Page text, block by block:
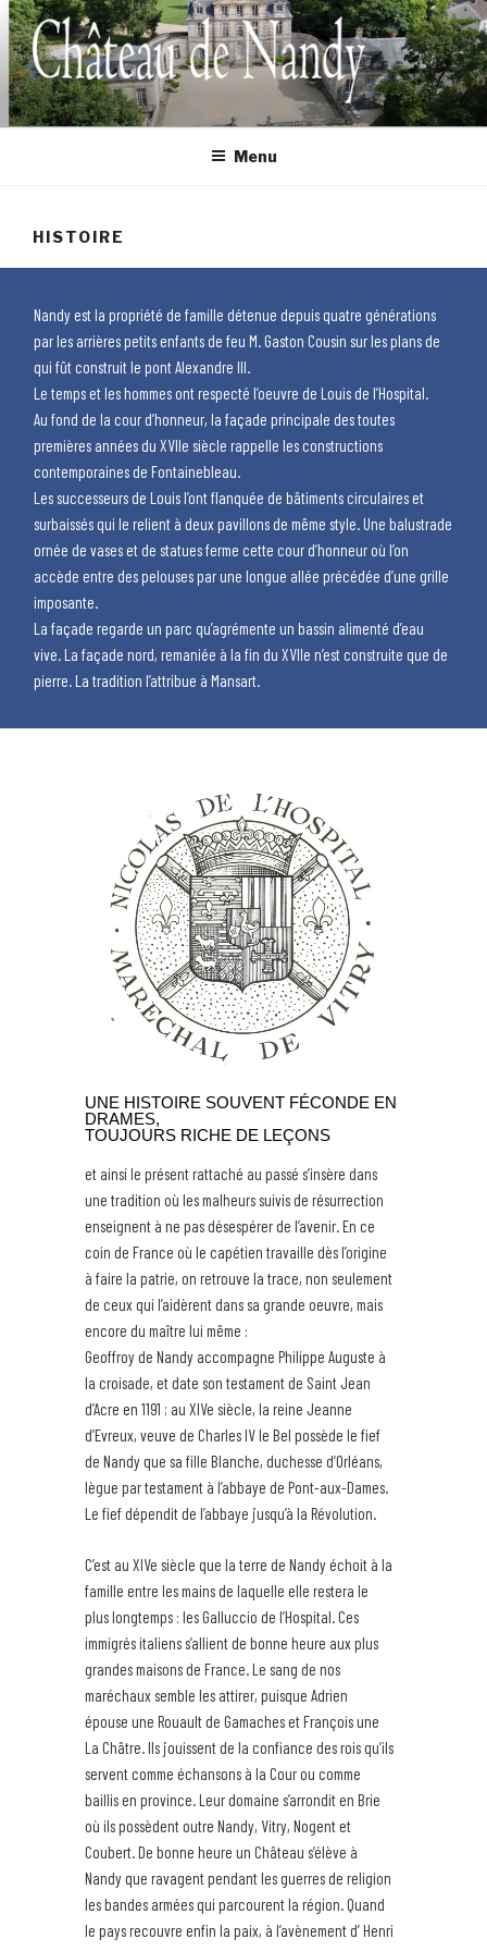
CHÂTEAU DE NANDY
Un cadre d'exception pour vos réceptions
Menu
HISTOIRE
Nandy est la propriété de famille détenue depuis quatre générations
par les arrières petits enfants de feu M. Gaston Cousin sur les plans de
qui fût construit le pont Alexandre III.
Le temps et les hommes ont respecté l’oeuvre de Louis de l’Hospital.
Au fond de la cour d’honneur, la façade principale des toutes
premières années du XVIIe siècle rappelle les constructions
contemporaines de Fontainebleau.
Les successeurs de Louis l’ont flanquée de bâtiments circulaires et
surbaissés qui le relient à deux pavillons de même style. Une balustrade
ornée de vases et de statues ferme cette cour d’honneur où l’on
accède entre des pelouses par une longue allée précédée d’une grille
imposante.
La façade regarde un parc qu’agrémente un bassin alimenté d’eau
vive. La façade nord, remaniée à la fin du XVIIe n’est construite que de
pierre. La tradition l’attribue à Mansart.
UNE HISTOIRE SOUVENT FÉCONDE EN
DRAMES,
TOUJOURS RICHE DE LEÇONS
et ainsi le présent rattaché au passé s’insère dans
une tradition où les malheurs suivis de résurrection
enseignent à ne pas désespérer de l’avenir. En ce
coin de France où le capétien travaille dès l’origine
à faire la patrie, on retrouve la trace, non seulement
de ceux qui l’aidèrent dans sa grande oeuvre, mais
encore du maître lui même :
Geoffroy de Nandy accompagne Philippe Auguste à
la croisade, et date son testament de Saint Jean
d’Acre en 1191 ; au XIVe siècle, la reine Jeanne
d’Evreux, veuve de Charles IV le Bel possède le fief
de Nandy que sa fille Blanche, duchesse d’Orléans,
lègue par testament à l’abbaye de Pont-aux-Dames.
Le fief dépendit de l’abbaye jusqu’à la Révolution.
C’est au XIVe siècle que la terre de Nandy échoit à la
famille entre les mains de laquelle elle restera le
plus longtemps : les Galluccio de l’Hospital. Ces
immigrés italiens s’allient de bonne heure aux plus
grandes maisons de France. Le sang de nos
maréchaux semble les attirer, puisque Adrien
épouse une Rouault de Gamaches et François une
La Châtre. Ils jouissent de la confiance des rois qu’ils
servent comme échansons à la Cour ou comme
baillis en province. Leur domaine s’arrondit en Brie
où ils possèdent outre Nandy, Vitry, Nogent et
Coubert. De bonne heure un Château s’élève à
Nandy que ravagent pendant les guerres de religion
les bandes armées qui parcourent la région. Quand
le pays recouvre enfin la paix, à l’avènement d’ Henri